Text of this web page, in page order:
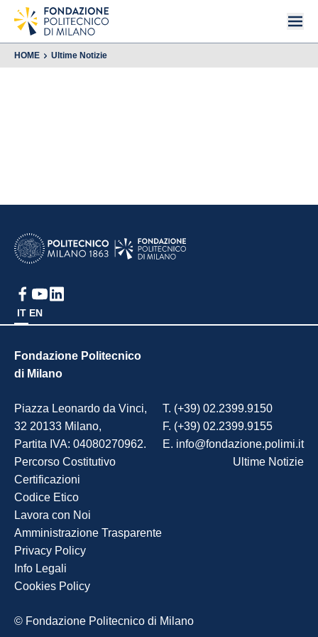
HOME Ultime Notizie
IT EN
Fondazione Politecnico
di Milano
Piazza Leonardo da Vinci,
32 20133 Milano,
Partita IVA: 04080270962.
T. (+39) 02.2399.9150
F. (+39) 02.2399.9155
E. info@fondazione.polimi.it
Percorso Costitutivo
Certificazioni
Codice Etico
Lavora con Noi
Amministrazione Trasparente
Ultime Notizie
Privacy Policy
Info Legali
Cookies Policy
© Fondazione Politecnico di Milano